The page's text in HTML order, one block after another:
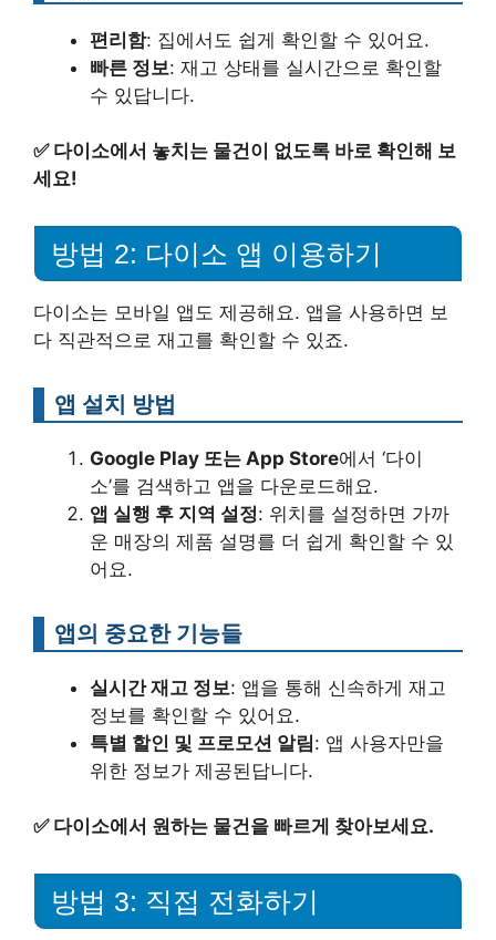
편리함: 집에서도 쉽게 확인할 수 있어요.
빠른 정보: 재고 상태를 실시간으로 확인할
수 있답니다.
✅ 다이소에서 놓치는 물건이 없도록 바로 확인해 보
세요!
방법 2: 다이소 앱 이용하기
다이소는 모바일 앱도 제공해요. 앱을 사용하면 보
다 직관적으로 재고를 확인할 수 있죠.
앱 설치 방법
Google Play 또는 App Store에서 ‘다이
소’를 검색하고 앱을 다운로드해요.
앱 실행 후 지역 설정: 위치를 설정하면 가까
운 매장의 제품 설명를 더 쉽게 확인할 수 있
어요.
앱의 중요한 기능들
실시간 재고 정보: 앱을 통해 신속하게 재고
정보를 확인할 수 있어요.
특별 할인 및 프로모션 알림: 앱 사용자만을
위한 정보가 제공된답니다.
✅ 다이소에서 원하는 물건을 빠르게 찾아보세요.
방법 3: 직접 전화하기